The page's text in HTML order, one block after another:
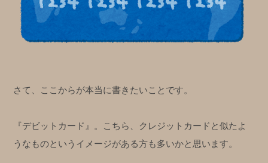
さて、ここからが本当に書きたいことです。
『デビットカード』。こちら、クレジットカードと似たよ
うなものというイメージがある方も多いかと思います。